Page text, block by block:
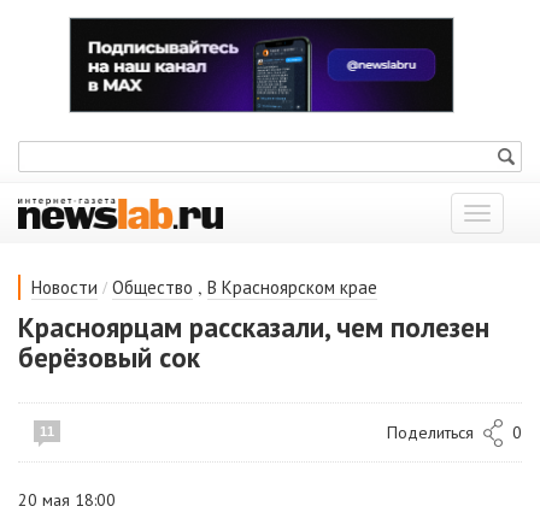
Показать
меню
Новости / Общество , В Красноярском крае
Красноярцам рассказали, чем полезен
берёзовый сок
11 Поделиться 0
20 мая 18:00